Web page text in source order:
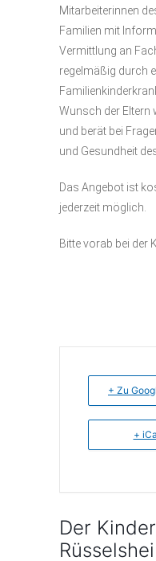
Mitarbeiterinnen
Familien mit
Vermittlung an
regelmäßig durch
Wunsch der Eltern
und berät bei
und Gesundheit
Das Angebot ist
jederzeit möglich.
Bitte vorab bei der
+ Zu
+
Der